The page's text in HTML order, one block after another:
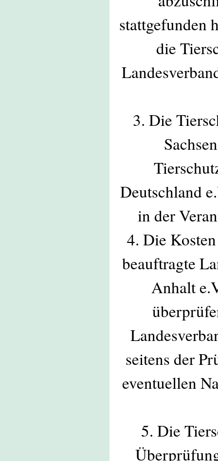
stattgefunden
die
3. Die
Deutschland
in der
4. Die
beauftragte
Anhalt
seitens der
eventuellen
5. Die